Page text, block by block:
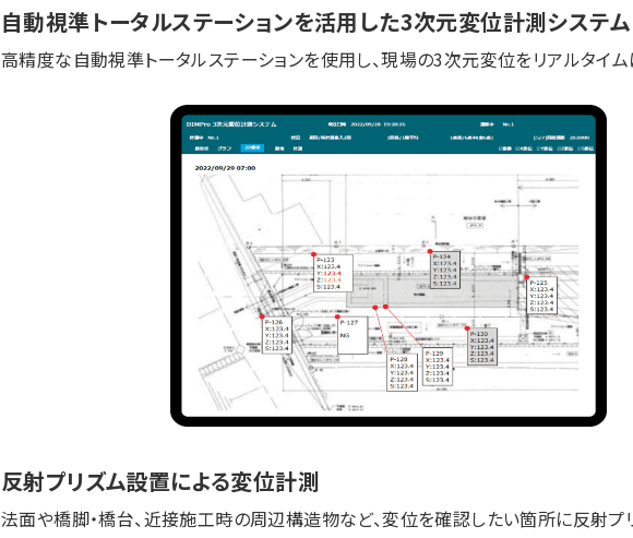
自動視準トータルステーションを活用した3次元変位計測システム
高精度な自動視準トータルステーションを使用し、現場の3次元変位をリアルタイム
反射プリズム設置による変位計測
法面や橋脚・橋台、近接施工時の周辺構造物など、変位を確認したい箇所に反射プ